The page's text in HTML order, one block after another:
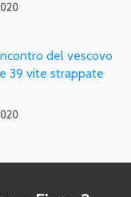
del vescovo
39 vite strappate